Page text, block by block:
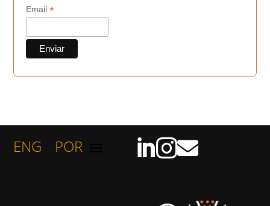
Email*
ENG POR 